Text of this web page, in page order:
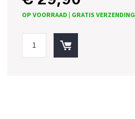
OP VOORRAAD | GRATIS VERZENDING